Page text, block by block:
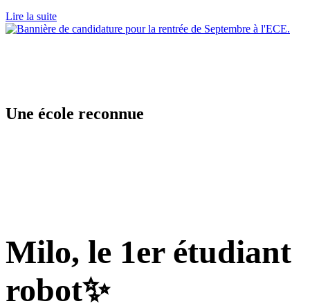
Lire la suite
Une école reconnue
Milo, le 1er étudiant
robot✨